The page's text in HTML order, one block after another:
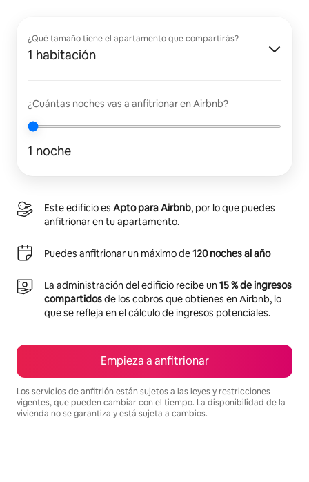
¿Qué tamaño tiene el apartamento que compartirás?
1 habitación
¿Cuántas noches vas a anfitrionar en Airbnb?
1 noche
Este edificio es Apto para Airbnb, por lo que puedes
anfitrionar en tu apartamento.
Puedes anfitrionar un máximo de120 noches al año
La administración del edificio recibe un15 % de ingresos
compartidosde los cobros que obtienes en Airbnb, lo
que se refleja en el cálculo de ingresos potenciales.
Empieza a anfitrionar
Los servicios de anfitrión están sujetos a las leyes y restricciones
vigentes, que pueden cambiar con el tiempo. La disponibilidad de la
vivienda no se garantiza y está sujeta a cambios.